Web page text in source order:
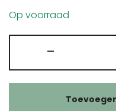
Op voorraad
-